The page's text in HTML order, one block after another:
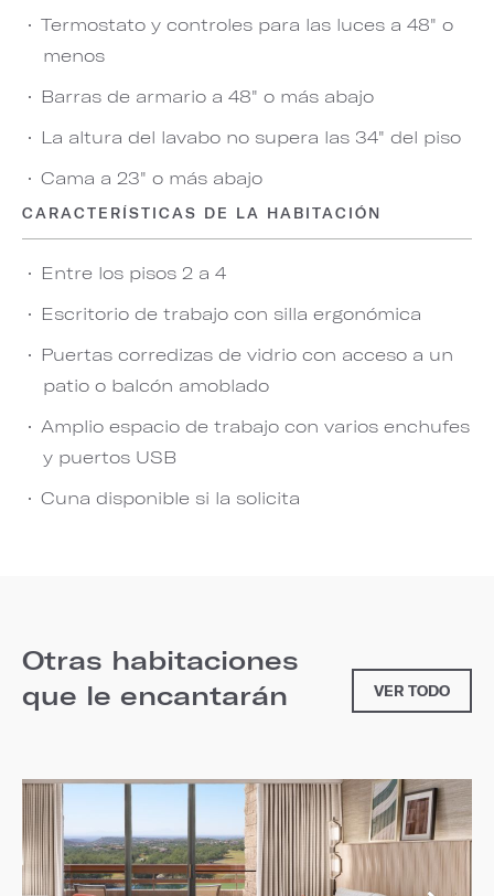
Termostato y controles para las luces a 48" o
menos
Barras de armario a 48" o más abajo
La altura del lavabo no supera las 34" del piso
Cama a 23" o más abajo
CARACTERÍSTICAS DE LA HABITACIÓN
Entre los pisos 2 a 4
Escritorio de trabajo con silla ergonómica
Puertas corredizas de vidrio con acceso a un
patio o balcón amoblado
Amplio espacio de trabajo con varios enchufes
y puertos USB
Cuna disponible si la solicita
Otras habitaciones
que le encantarán
VER TODO